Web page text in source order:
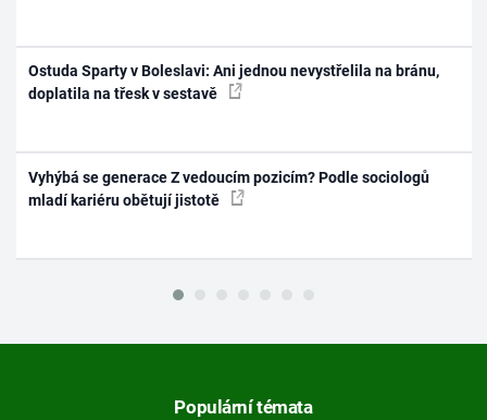
Ostuda Sparty v Boleslavi: Ani jednou nevystřelila na bránu,
doplatila na třesk v sestavě
Vyhýbá se generace Z vedoucím pozicím? Podle sociologů
mladí kariéru obětují jistotě
Populární témata